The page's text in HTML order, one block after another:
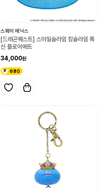
스퀘어 에닉스
[드래곤퀘스트] 스마일슬라임 킹슬라임 폭
신 플로어매트
34,000
680